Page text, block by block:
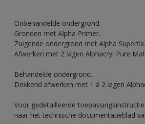
Onbehandelde ondergrond.
Gronden met Alpha Primer.
Zuigende ondergrond met Alpha Superfix.
Afwerken met 2 lagen Alphacryl Pure Mat
Behandelde ondergrond.
Dekkend afwerken met 1 à 2 lagen
Voor gedetailleerde
naar het technische documentatieblad